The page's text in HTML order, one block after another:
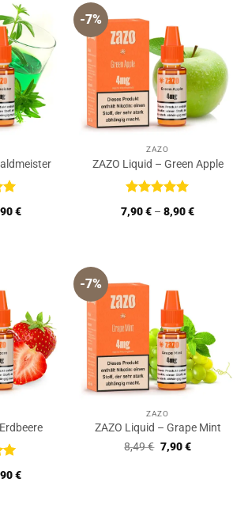
€
-7%
ZAZO
ZAZO Liquid – Green Apple
Bewertet
mit5
von
7,90€ – 8,90€
€
-7%
ZAZO
ZAZO Liquid – Grape Mint
8,49€ Ursprünglicher
Preis
7,90€Aktueller